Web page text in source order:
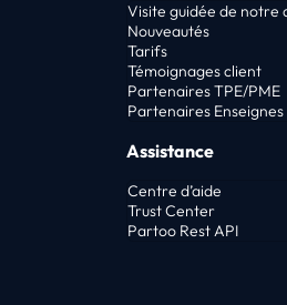
Visite guidée de notre
Nouveautés
Tarifs
Témoignages client
Partenaires TPE/PME
Partenaires Enseignes
Assistance
Centre d’aide
Trust Center
Partoo Rest API